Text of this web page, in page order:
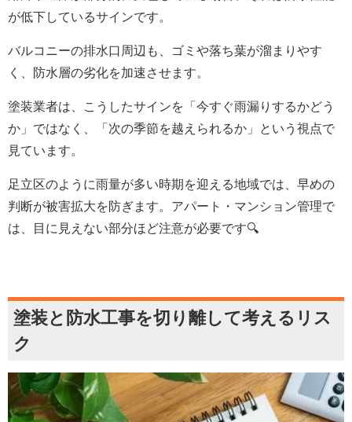
が低下しているサインです。
バルコニーの排水口周辺も、ゴミや落ち葉が溜まりやす
く、防水層の劣化を加速させます。
塗装業者は、こうしたサインを「今すぐ雨漏りするかどう
か」ではなく、「次の季節を越えられるか」という視点で
見ています。
足立区のように雨量が多い時期を迎える地域では、早めの
判断が被害拡大を防ぎます。アパート・マンション管理で
は、目に見えない部分ほど注意が必要です🔍
塗装と防水工事を切り離して考えるリス
ク